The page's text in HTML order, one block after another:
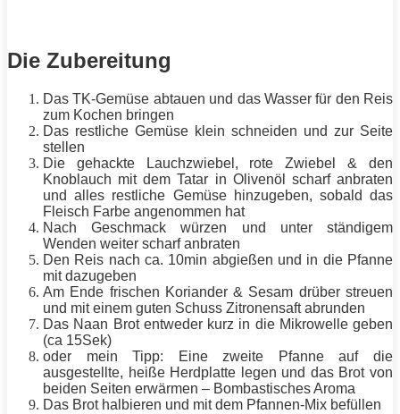
Die Zubereitung
Das TK-Gemüse abtauen und das Wasser für den Reis
zum Kochen bringen
Das restliche Gemüse klein schneiden und zur Seite
stellen
Die gehackte Lauchzwiebel, rote Zwiebel & den
Knoblauch mit dem Tatar in Olivenöl scharf anbraten
und alles restliche Gemüse hinzugeben, sobald das
Fleisch Farbe angenommen hat
Nach Geschmack würzen und unter ständigem
Wenden weiter scharf anbraten
Den Reis nach ca. 10min abgießen und in die Pfanne
mit dazugeben
Am Ende frischen Koriander & Sesam drüber streuen
und mit einem guten Schuss Zitronensaft abrunden
Das Naan Brot entweder kurz in die Mikrowelle geben
(ca 15Sek)
oder mein Tipp: Eine zweite Pfanne auf die
ausgestellte, heiße Herdplatte legen und das Brot von
beiden Seiten erwärmen – Bombastisches Aroma
Das Brot halbieren und mit dem Pfannen-Mix befüllen